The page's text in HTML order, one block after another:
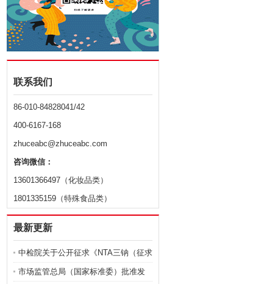
联系我们
86-010-84828041/42
400-6167-168
zhuceabc@zhuceabc.com
咨询微信：
13601366497（化妆品类）
1801335159（特殊食品类）
最新更新
中检院关于公开征求《NTA三钠（征求
意见稿）》等9项化妆品标准意见的通
市场监管总局（国家标准委）批准发